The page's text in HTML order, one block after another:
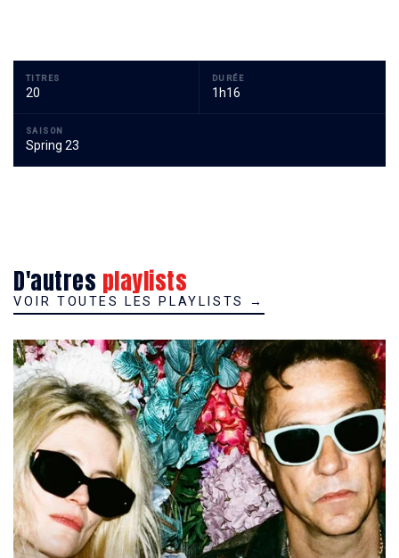
TITRES
20
DURÉE
1h16
SAISON
Spring 23
D'autres playlists
VOIR TOUTES LES PLAYLISTS →